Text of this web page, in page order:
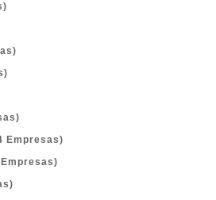
Empresas)